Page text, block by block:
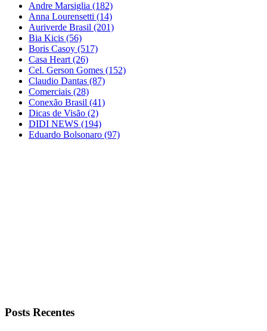
Andre Marsiglia (182)
Anna Lourensetti (14)
Auriverde Brasil (201)
Bia Kicis (56)
Boris Casoy (517)
Casa Heart (26)
Cel. Gerson Gomes (152)
Claudio Dantas (87)
Comerciais (28)
Conexão Brasil (41)
Dicas de Visão (2)
DIDI NEWS (194)
Eduardo Bolsonaro (97)
Posts Recentes